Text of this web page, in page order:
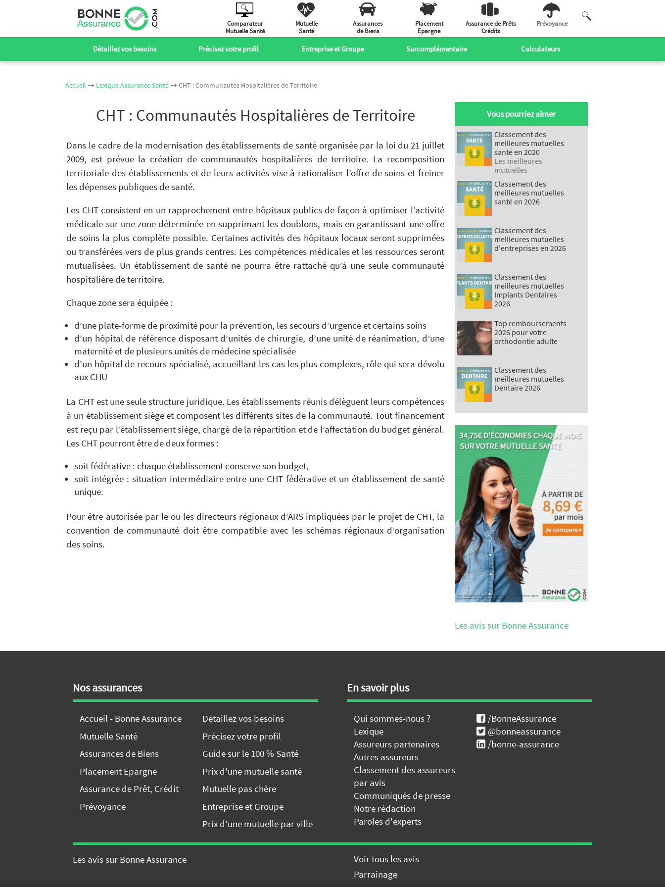
Comparateur
Mutuelle Santé
Mutuelle
Santé
Assurances
de Biens
Placement
Épargne
Assurance de Prêts
Crédits
Prévoyance
Détaillez vos besoins Précisez votre profil Entreprise et Groupe Surcomplémentaire Calculateurs
Accueil → Lexique Assurance Santé→ CHT : Communautés Hospitalières de Territoire
CHT : Communautés Hospitalières de Territoire
Dans le cadre de la modernisation des établissements de santé organisée par la loi du 21 juillet
2009, est prévue la création de communautés hospitalières de territoire. La recomposition
territoriale des établissements et de leurs activités vise à rationaliser l’offre de soins et freiner
les dépenses publiques de santé.
Les CHT consistent en un rapprochement entre hôpitaux publics de façon à optimiser l’activité
médicale sur une zone déterminée en supprimant les doublons, mais en garantissant une offre
de soins la plus complète possible. Certaines activités des hôpitaux locaux seront supprimées
ou transférées vers de plus grands centres. Les compétences médicales et les ressources seront
mutualisées. Un établissement de santé ne pourra être rattaché qu’à une seule communauté
hospitalière de territoire.
Chaque zone sera équipée :
d’une plate-forme de proximité pour la prévention, les secours d’urgence et certains soins
d’un hôpital de référence disposant d’unités de chirurgie, d’une unité de réanimation, d’une
maternité et de plusieurs unités de médecine spécialisée
d’un hôpital de recours spécialisé, accueillant les cas les plus complexes, rôle qui sera dévolu
aux CHU
La CHT est une seule structure juridique. Les établissements réunis délèguent leurs compétences
à un établissement siège et composent les différents sites de la communauté. Tout financement
est reçu par l’établissement siège, chargé de la répartition et de l’affectation du budget général.
Les CHT pourront être de deux formes :
soit fédérative : chaque établissement conserve son budget,
soit intégrée : situation intermédiaire entre une CHT fédérative et un établissement de santé
unique.
Pour être autorisée par le ou les directeurs régionaux d’ARS impliquées par le projet de CHT, la
convention de communauté doit être compatible avec les schémas régionaux d’organisation
des soins.
Vous pourriez aimer
Classement des
meilleures mutuelles
santé en 2020
Les meilleures
mutuelles
Classement des
meilleures mutuelles
santé en 2026
Classement des
meilleures mutuelles
d'entreprises en 2026
Classement des
meilleures mutuelles
Implants Dentaires
2026
Top remboursements
2026 pour votre
orthodontie adulte
Classement des
meilleures mutuelles
Dentaire 2026
Les avis sur Bonne Assurance
Nos assurances
Accueil - Bonne Assurance
Mutuelle Santé
Assurances de Biens
Placement Epargne
Assurance de Prêt, Crédit
Prévoyance
Détaillez vos besoins
Précisez votre profil
Guide sur le 100 % Santé
Prix d'une mutuelle santé
Mutuelle pas chère
Entreprise et Groupe
Prix d'une mutuelle par ville
En savoir plus
Qui sommes-nous ?
Lexique
Assureurs partenaires
Autres assureurs
Classement des assureurs
par avis
Communiqués de presse
Notre rédaction
Paroles d'experts
/BonneAssurance
@bonneassurance
/bonne-assurance
Les avis sur Bonne Assurance
Voir tous les avis
Parrainage
GRATUITEMENT